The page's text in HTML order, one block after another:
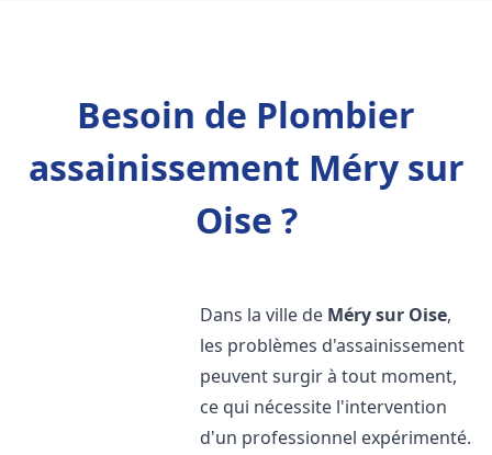
Besoin de Plombier
assainissement Méry sur
Oise ?
Dans la ville de Méry sur Oise,
les problèmes d'assainissement
peuvent surgir à tout moment,
ce qui nécessite l'intervention
d'un professionnel expérimenté.